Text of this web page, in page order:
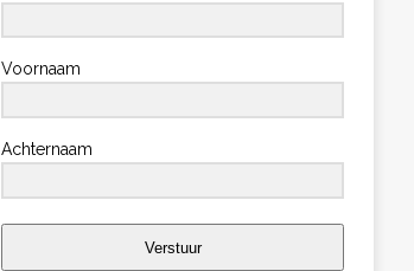
Voornaam
Achternaam
Verstuur